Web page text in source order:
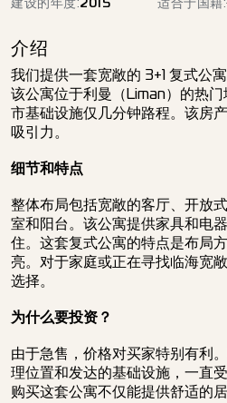
建设的年度:2015
适合于国籍:
介绍
我们提供一套宽敞的 3+1 复式公
该公寓位于利曼（Liman）的热
市基础设施仅几分钟路程。该房
吸引力。
细节和特点
整体布局包括宽敞的客厅、开放
室和阳台。该公寓提供家具和电
住。这套复式公寓的特点是布局
亮。对于家庭或正在寻找临海宽
选择。
为什么要投资？
由于急售，价格对买家特别有利
理位置和发达的基础设施，一直
购买这套公寓不仅能提供舒适的